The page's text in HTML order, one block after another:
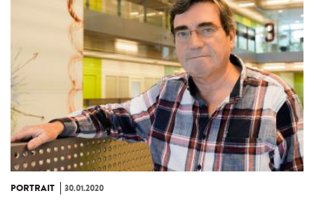
PORTRAIT 30.01.2020